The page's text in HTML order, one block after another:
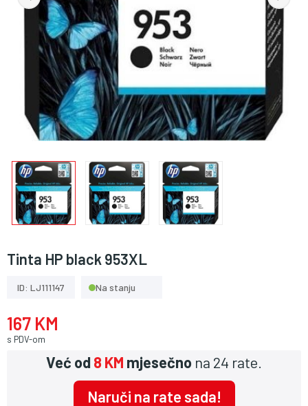
Tinta HP black 953XL
ID: LJ111147 Na stanju
167 KM
s PDV-om
Već od8 KM mjesečno na 24 rate.
Naruči na rate sada!